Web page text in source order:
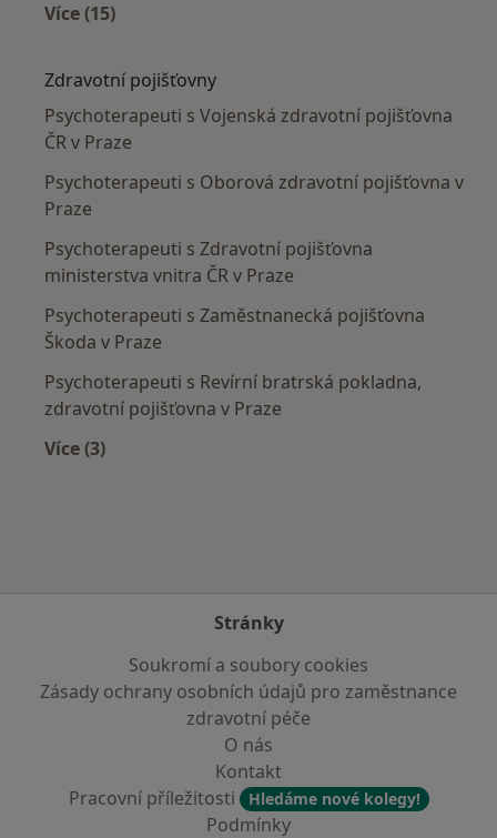
Více (15)
Zdravotní pojišťovny
Psychoterapeuti s Vojenská zdravotní pojišťovna
ČR v Praze
Psychoterapeuti s Oborová zdravotní pojišťovna v
Praze
Psychoterapeuti s Zdravotní pojišťovna
ministerstva vnitra ČR v Praze
Psychoterapeuti s Zaměstnanecká pojišťovna
Škoda v Praze
Psychoterapeuti s Revírní bratrská pokladna,
zdravotní pojišťovna v Praze
Více (3)
Stránky
Soukromí a soubory cookies
Zásady ochrany osobních údajů pro zaměstnance
zdravotní péče
O nás
Kontakt
Pracovní příležitosti
Hledáme nové kolegy!
Podmínky